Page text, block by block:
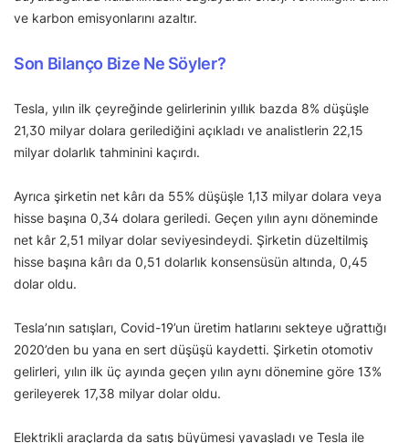
ve karbon emisyonlarını azaltır.
Son Bilanço Bize Ne Söyler?
Tesla, yılın ilk çeyreğinde gelirlerinin yıllık bazda 8% düşüşle
21,30 milyar dolara gerilediğini açıkladı ve analistlerin 22,15
milyar dolarlık tahminini kaçırdı.
Ayrıca şirketin net kârı da 55% düşüşle 1,13 milyar dolara veya
hisse başına 0,34 dolara geriledi. Geçen yılın aynı döneminde
net kâr 2,51 milyar dolar seviyesindeydi. Şirketin düzeltilmiş
hisse başına kârı da 0,51 dolarlık konsensüsün altında, 0,45
dolar oldu.
Tesla’nın satışları, Covid-19’un üretim hatlarını sekteye uğrattığı
2020’den bu yana en sert düşüşü kaydetti. Şirketin otomotiv
gelirleri, yılın ilk üç ayında geçen yılın aynı dönemine göre 13%
gerileyerek 17,38 milyar dolar oldu.
Elektrikli araçlarda da satış büyümesi yavaşladı ve Tesla ile